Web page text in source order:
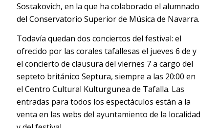
Sostakovich, en la que ha colaborado el alumnado
del Conservatorio Superior de Música de Navarra.
Todavía quedan dos conciertos del festival: el
ofrecido por las corales tafallesas el jueves 6 de y
el concierto de clausura del viernes 7 a cargo del
septeto británico Septura, siempre a las 20:00 en
el Centro Cultural Kulturgunea de Tafalla. Las
entradas para todos los espectáculos están a la
venta en las webs del ayuntamiento de la localidad